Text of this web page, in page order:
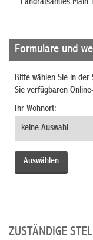
Landratsamtes
Formulare und
Bitte wählen Sie in der
Sie verfügbaren
Ihr Wohnort:
ZUSTÄNDIGE